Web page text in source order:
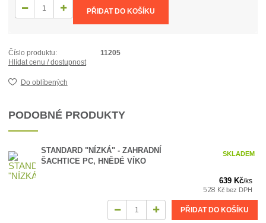
PŘIDAT DO KOŠÍKU
Číslo produktu:
11205
Hlídat cenu / dostupnost
Do oblíbených
PODOBNÉ PRODUKTY
STANDARD "NÍZKÁ" - ZAHRADNÍ
ŠACHTICE PC, HNĚDÉ VÍKO
639 Kč/ks
528 Kč bez DPH
SKLADEM
PŘIDAT DO KOŠÍKU